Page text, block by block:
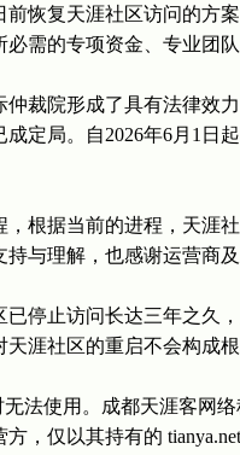
恢复天涯社区访问的方
需的专项资金、专业团队
院形成了具有法律效
定局。自2026年6月1日
据当前的进程，天涯
与理解，也感谢运营商
止访问长达三年之久
涯社区的重启不会构成根
法使用。成都天涯客网络
，仅以其持有的